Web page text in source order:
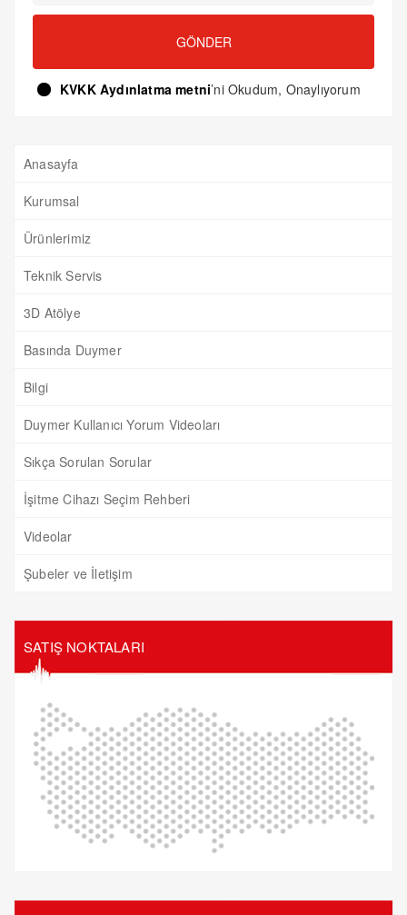
GÖNDER
KVKK Aydınlatma metni’ni Okudum, Onaylıyorum
Anasayfa
Kurumsal
Ürünlerimiz
Teknik Servis
3D Atölye
Basında Duymer
Bilgi
Duymer Kullanıcı Yorum Videoları
Sıkça Sorulan Sorular
İşitme Cihazı Seçim Rehberi
Videolar
Şubeler ve İletişim
SATIŞ NOKTALARI